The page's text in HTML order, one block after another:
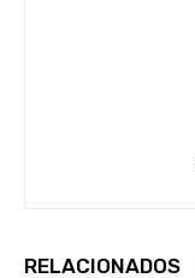
RELACIONADOS